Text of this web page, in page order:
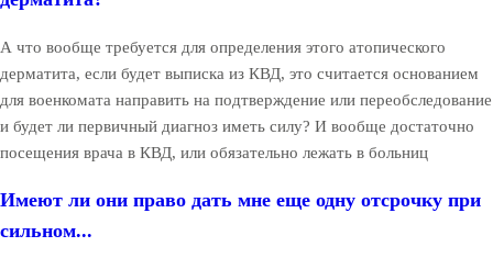
А что вообще требуется для определения этого атопического
дерматита, если будет выписка из КВД, это считается основанием
для военкомата направить на подтверждение или переобследование
и будет ли первичный диагноз иметь силу? И вообще достаточно
посещения врача в КВД, или обязательно лежать в больниц
Имеют ли они право дать мне еще одну отсрочку при
сильном...